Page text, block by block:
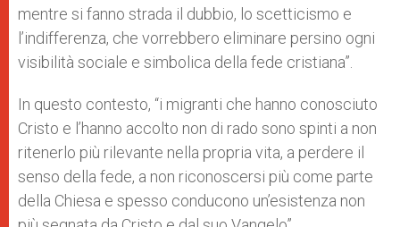
mentre si fanno strada il dubbio, lo scetticismo e
l’indifferenza, che vorrebbero eliminare persino ogni
visibilità sociale e simbolica della fede cristiana”.
In questo contesto, “i migranti che hanno conosciuto
Cristo e l’hanno accolto non di rado sono spinti a non
ritenerlo più rilevante nella propria vita, a perdere il
senso della fede, a non riconoscersi più come parte
della Chiesa e spesso conducono un’esistenza non